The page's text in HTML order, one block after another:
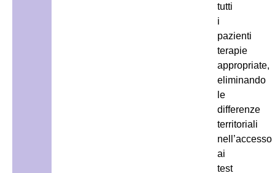
tutti
i
pazienti
terapie
appropriate,
eliminando
le
differenze
territoriali
nell’accesso
ai
test